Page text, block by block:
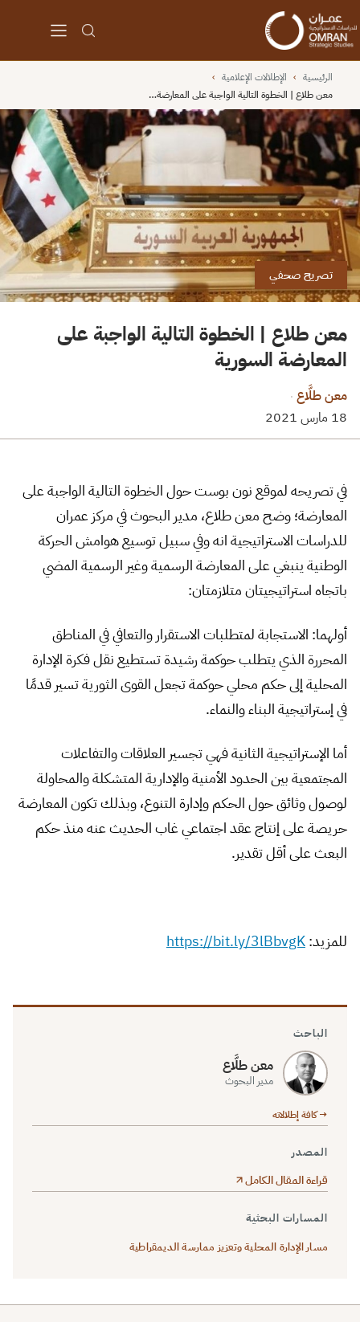
الرئيسية › الإطلالات الإعلامية ›
معن طلاع | الخطوة التالية الواجبة على المعارضة…
تصريح صحفي
معن طلاع | الخطوة التالية الواجبة على
المعارضة السورية
معن طلَّاع ·
18 مارس 2021
في تصريحه لموقع نون بوست حول الخطوة التالية الواجبة على
المعارضة؛ وضح معن طلاع، مدير البحوث في مركز عمران
للدراسات الاستراتيجية انه وفي سبيل توسيع هوامش الحركة
الوطنية ينبغي على المعارضة الرسمية وغير الرسمية المضي
باتجاه استراتيجيتان متلازمتان:
أولهما: الاستجابة لمتطلبات الاستقرار والتعافي في المناطق
المحررة الذي يتطلب حوكمة رشيدة تستطيع نقل فكرة الإدارة
المحلية إلى حكم محلي حوكمة تجعل القوى الثورية تسير قدمًا
في إستراتيجية البناء والنماء.
أما الإستراتيجية الثانية فهي تجسير العلاقات والتفاعلات
المجتمعية بين الحدود الأمنية والإدارية المتشكلة والمحاولة
لوصول وثائق حول الحكم وإدارة التنوع، وبذلك تكون المعارضة
حريصة على إنتاج عقد اجتماعي غاب الحديث عنه منذ حكم
البعث على أقل تقدير.
للمزيد:https://bit.ly/3lBbvgK
الباحث
معن طلَّاع
مدير البحوث
→ كافة إطلالاته
المصدر
قراءة المقال الكامل
المسارات البحثية
مسار الإدارة المحلية وتعزيز ممارسة الديمقراطية